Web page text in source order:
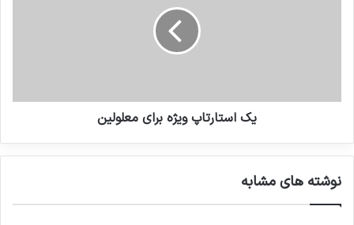
یک استارتاپ ویژه برای معلولین
نوشته های مشابه